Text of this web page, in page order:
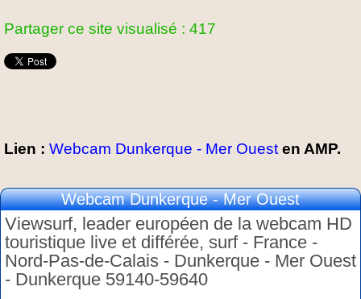
Partager ce site visualisé : 417
Lien : Webcam Dunkerque - Mer Ouest en AMP.
Webcam Dunkerque - Mer Ouest
Viewsurf, leader européen de la webcam HD
touristique live et différée, surf - France -
Nord-Pas-de-Calais - Dunkerque - Mer Ouest
- Dunkerque 59140-59640